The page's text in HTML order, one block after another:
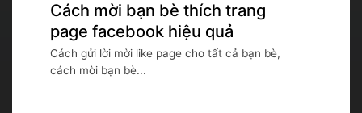
Cách mời bạn bè thích trang
page facebook hiệu quả
Cách gửi lời mời like page cho tất cả bạn bè,
cách mời bạn bè...